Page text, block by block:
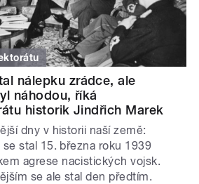
nálepku zrádce, ale
náhodou, říká
historik Jindřich Marek
dny v historii naší země:
se stal 15. března roku 1939
agrese nacistických vojsk.
se ale stal den předtím.